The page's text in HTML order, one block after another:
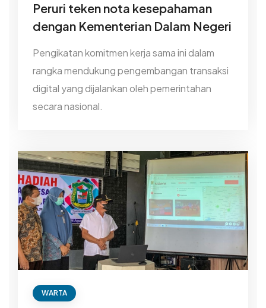
Peruri teken nota kesepahaman
dengan Kementerian Dalam Negeri
Pengikatan komitmen kerja sama ini dalam
rangka mendukung pengembangan transaksi
digital yang dijalankan oleh pemerintahan
secara nasional.
WARTA